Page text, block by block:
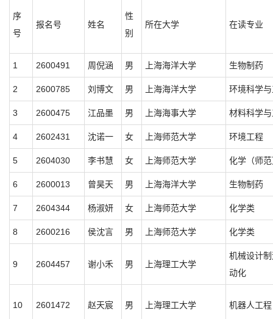
序
号
报名号 姓名
性
别
所在大学 在读专业
1 2600491 周倪涵 男 上海海洋大学 生物制药
2 2600785 刘博文 男 上海海洋大学 环境科学
3 2600475 江品墨 男 上海海事大学 材料科学
4 2602431 沈诺一 女 上海师范大学 环境工程
5 2604030 李书慧 女 上海师范大学 化学（师
6 2600013 曾昊天 男 上海海洋大学 生物制药
7 2604344 杨淑妍 女 上海师范大学 化学类
8 2600216 侯沈言 男 上海师范大学 化学类
9 2604457 谢小禾 男 上海理工大学
机械设计
动化
10 2601472 赵天宸 男 上海理工大学 机器人工程